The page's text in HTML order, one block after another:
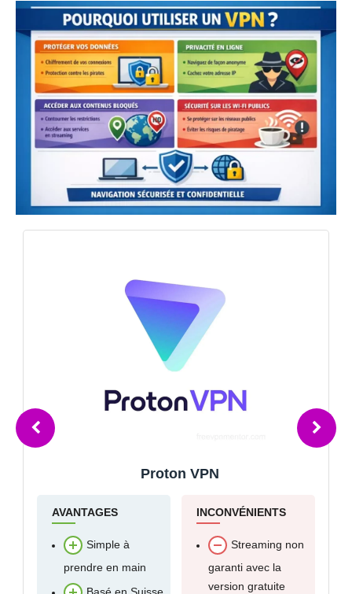
Proton VPN
Simple à
en main
INCONVÉNIENTS
Streaming non
garanti avec la
version gratuite